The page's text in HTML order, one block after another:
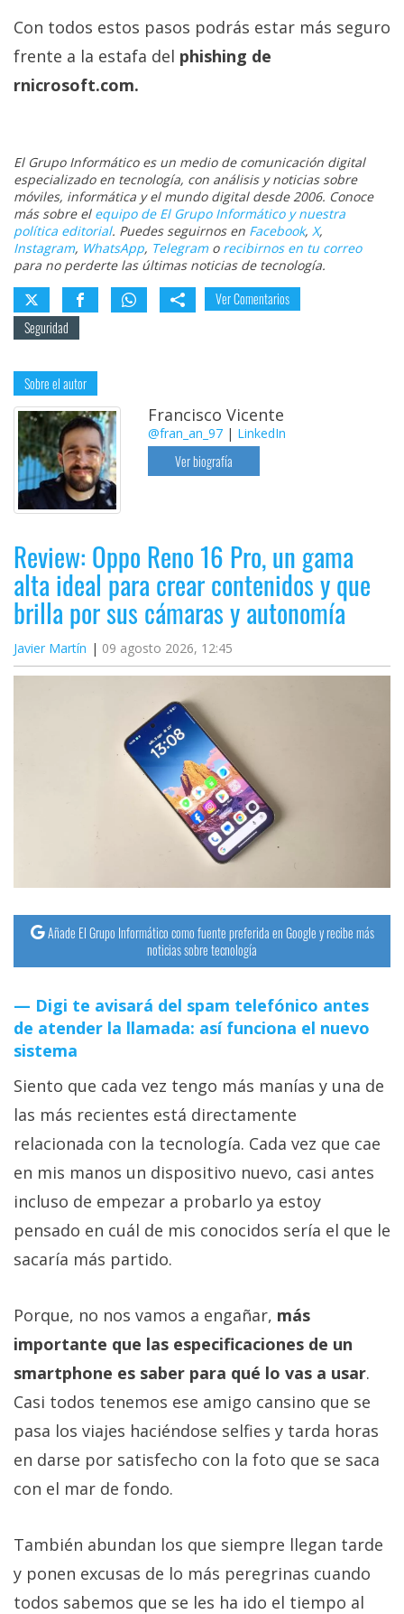
Con todos estos pasos podrás estar más seguro
frente a la estafa del phishing de
rnicrosoft.com.
El Grupo Informático es un medio de comunicación digital
especializado en tecnología, con análisis y noticias sobre
móviles, informática y el mundo digital desde 2006. Conoce
más sobre el equipo de El Grupo Informático y nuestra
política editorial. Puedes seguirnos en Facebook, X,
Instagram, WhatsApp, Telegramo recibirnos en tu correo
para no perderte las últimas noticias de tecnología.
Ver Comentarios
Seguridad
Sobre el autor
Francisco Vicente
@fran_an_97 | LinkedIn
Ver biografía
Review: Oppo Reno 16 Pro, un gama
alta ideal para crear contenidos y que
brilla por sus cámaras y autonomía
Javier Martín 09 agosto 2026, 12:45
Añade El Grupo Informático como fuente preferida en Google y recibe más
noticias sobre tecnología
Digi te avisará del spam telefónico antes
de atender la llamada: así funciona el nuevo
sistema
Siento que cada vez tengo más manías y una de
las más recientes está directamente
relacionada con la tecnología. Cada vez que cae
en mis manos un dispositivo nuevo, casi antes
incluso de empezar a probarlo ya estoy
pensado en cuál de mis conocidos sería el que le
sacaría más partido.
Porque, no nos vamos a engañar, más
importante que las especificaciones de un
smartphone es saber para qué lo vas a usar.
Casi todos tenemos ese amigo cansino que se
pasa los viajes haciéndose selfies y tarda horas
en darse por satisfecho con la foto que se saca
con el mar de fondo.
También abundan los que siempre llegan tarde
y ponen excusas de lo más peregrinas cuando
todos sabemos que se les ha ido el tiempo al